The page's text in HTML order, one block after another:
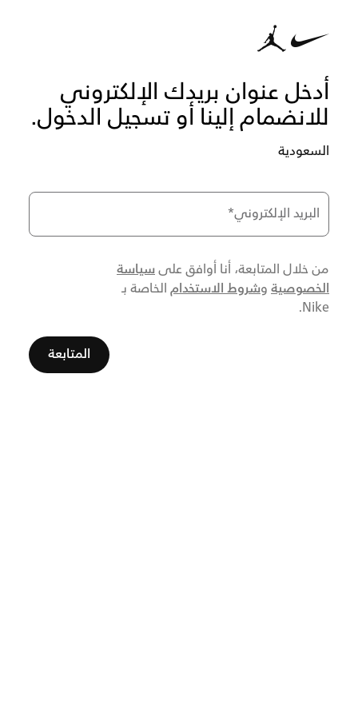
أدخل عنوان بريدك الإلكتروني
للانضمام إلينا أو تسجيل الدخول.
السعودية
البريد الإلكتروني*
من خلال المتابعة، أنا أوافق علىسياسة
الخصوصية وشروط الاستخدام الخاصة بـ
Nike.
المتابعة